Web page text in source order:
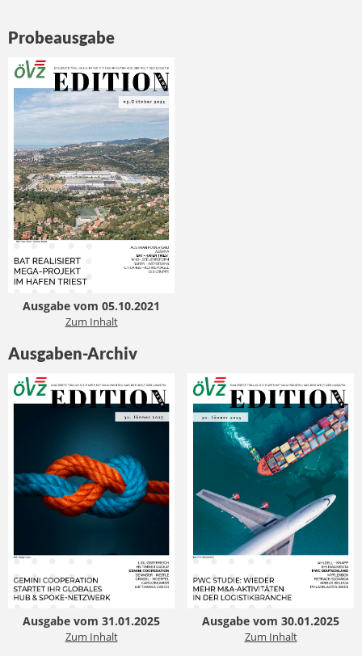
Probeausgabe
Ausgabe vom 05.10.2021
Zum Inhalt
Ausgaben-Archiv
Ausgabe vom 31.01.2025
Zum Inhalt
Ausgabe vom 30.01.2025
Zum Inhalt